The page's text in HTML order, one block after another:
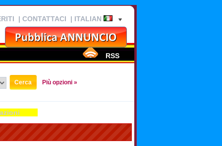
| CONTATTACI | ITALIAN
RSS
Più opzioni »